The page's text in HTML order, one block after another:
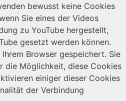
bewusst keine Cookies
Sie eines der Videos
zu YouTube hergestellt,
gesetzt werden können.
Browser gespeichert. Sie
die Möglichkeit, diese Cookies
einiger dieser Cookies
der Verbindung